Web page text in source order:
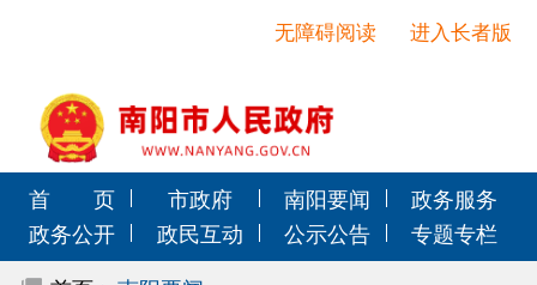
进入长者版
无障碍阅读
首 页 市政府 南阳要闻
政务服务
政务公开
政民互动 公示公告
专题专栏